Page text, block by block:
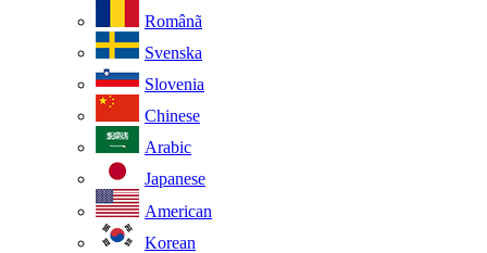
Românã
Svenska
Slovenia
Chinese
Arabic
Japanese
American
Korean